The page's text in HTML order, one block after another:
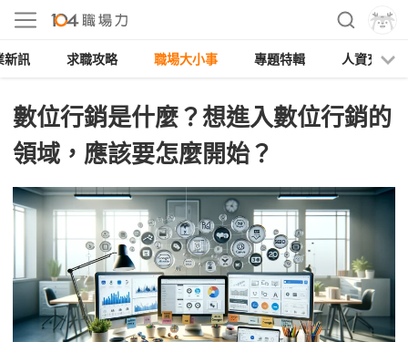
新訊 求職攻略 職場大小事 專題特輯 人資充電
數位行銷是什麼？想進入數位行銷的
領域，應該要怎麼開始？